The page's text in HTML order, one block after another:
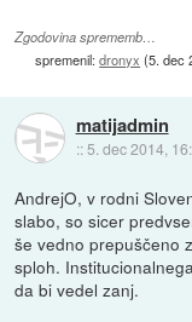
Zgodovina sprememb…
spremenil:dronyx (5. dec
matijadmin
:: 5. dec 2014,
AndrejO, v rodni
slabo, so sicer
še vedno prepuščeno
sploh.
da bi vedel zanj.